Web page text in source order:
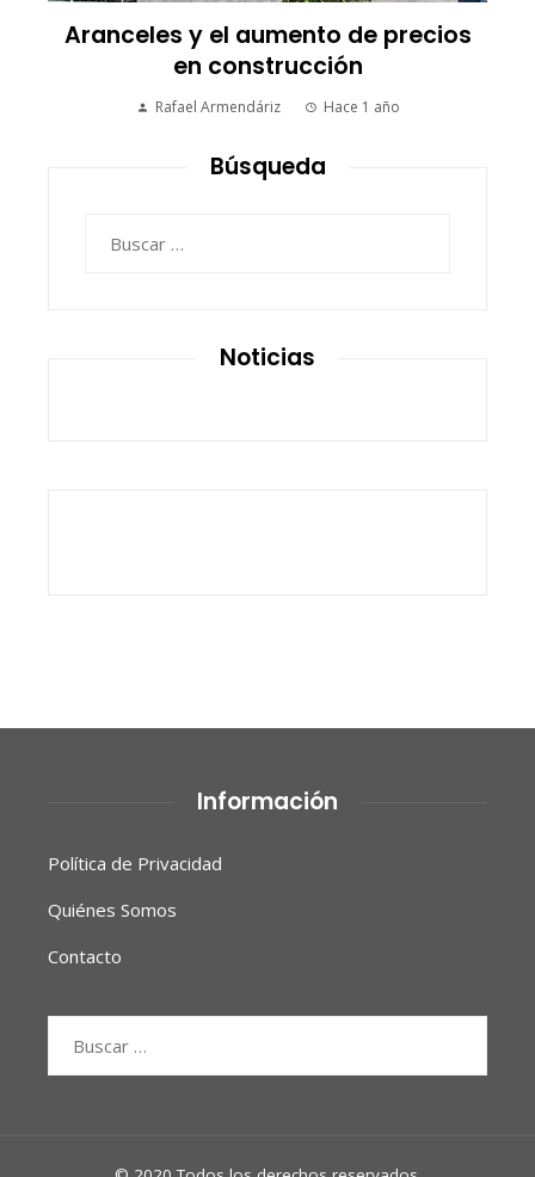
Aranceles y el aumento de precios
en construcción
Rafael Armendáriz Hace 1 año
Búsqueda
Noticias
Información
Política de Privacidad
Quiénes Somos
Contacto